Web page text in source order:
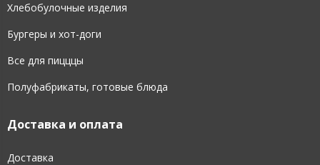
Хлебобулочные изделия
Бургеры и хот-доги
Все для пицццы
Полуфабрикаты, готовые блюда
Доставка и оплата
Доставка